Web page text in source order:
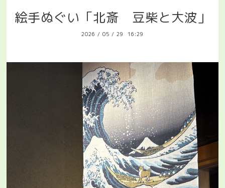
絵手ぬぐい「北斎 豆柴と大波」
2026 / 05 / 29 16:29